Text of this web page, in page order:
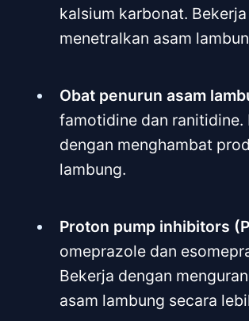
kalsium karbonat.
menetralkan asam
Obat penurun asam
famotidine dan ranitidine.
dengan menghambat
lambung.
Proton pump inhibitors
omeprazole dan
Bekerja dengan
asam lambung secara